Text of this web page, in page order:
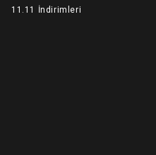
11.11 İndirimleri